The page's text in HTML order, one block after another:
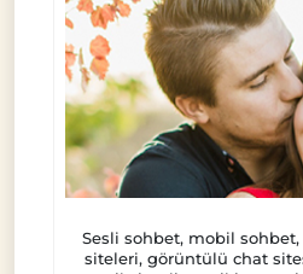
Sesli sohbet, mobil sohbet,
siteleri, görüntülü chat